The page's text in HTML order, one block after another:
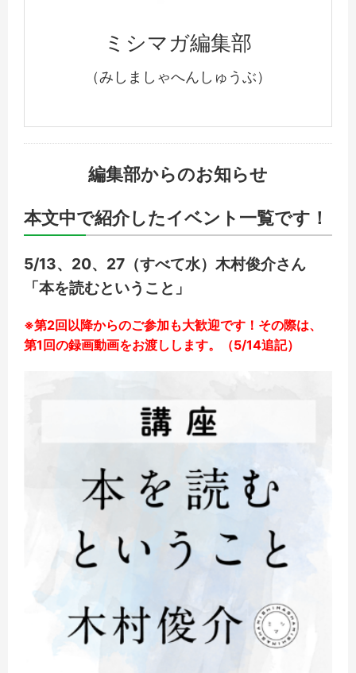
ミシマガ編集部
（みしましゃへんしゅうぶ）
編集部からのお知らせ
本文中で紹介したイベント一覧です！
5/13、20、27（すべて水）木村俊介さん
「本を読むということ」
※第2回以降からのご参加も大歓迎です！その際は、
第1回の録画動画をお渡しします。（5/14追記）